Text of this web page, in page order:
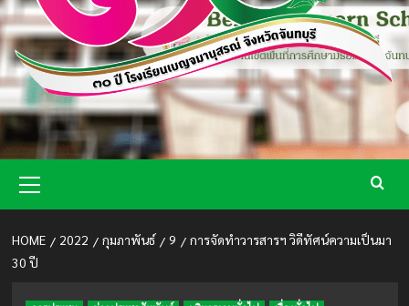
Menu
HOME 2022 กุมภาพันธ์ 9
การจัดทำวารสารฯ วิดีทัศน์ความเป็นมา
30 ปี